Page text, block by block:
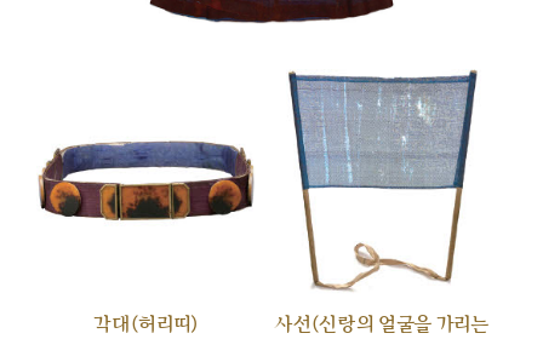
각대(허리띠)
사선(신랑의 얼굴을 가리는